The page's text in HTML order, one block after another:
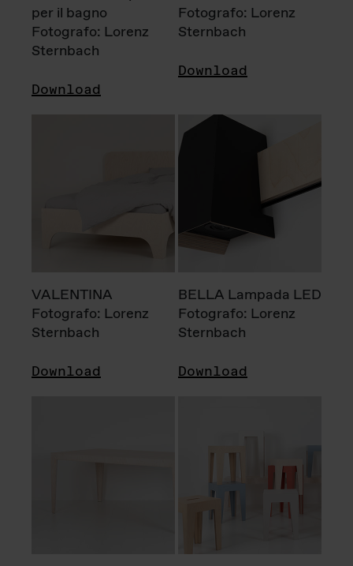
per il bagno
Fotografo: Lorenz
Sternbach
Download
Fotografo: Lorenz
Sternbach
Download
VALENTINA
Fotografo: Lorenz
Sternbach
Download
BELLA Lampada LED
Fotografo: Lorenz
Sternbach
Download